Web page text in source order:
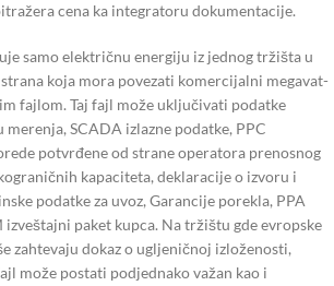
cena ka integratoru dokumentacije.
samo električnu energiju iz jednog tržišta u
koja mora povezati komercijalni megavat-
fajlom. Taj fajl može uključivati podatke
SCADA izlazne podatke, PPC
potvrđene od strane operatora prenosnog
kapaciteta, deklaracije o izvoru i
podatke za uvoz, Garancije porekla, PPA
paket kupca. Na tržištu gde evropske
zahtevaju dokaz o ugljeničnoj izloženosti,
može postati podjednako važan kao i